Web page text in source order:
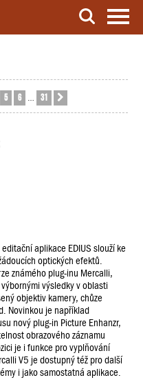
5 6 31
aplikace EDIUS slouží ke
optických efektů.
známého plug-inu Mercalli,
výsledky v oblasti
objektiv kamery, chůze
Novinkou je například
nový plug-in Picture Enhanzr,
obrazového záznamu
je i funkce pro vyplňování
V5 je dostupný též pro další
i jako samostatná aplikace.